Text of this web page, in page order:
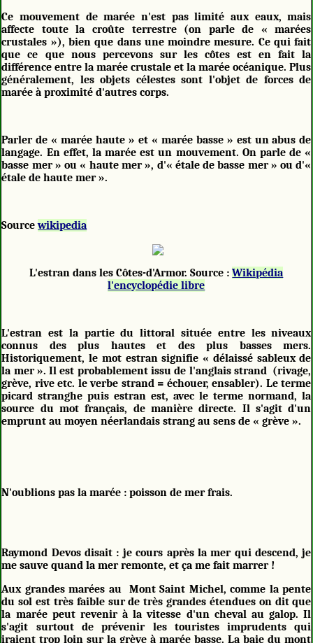
Ce mouvement de marée n'est pas limité aux eaux, mais
affecte toute la croûte terrestre (on parle de « marées
crustales »), bien que dans une moindre mesure. Ce qui fait
que ce que nous percevons sur les côtes est en fait la
différence entre la marée crustale et la marée océanique. Plus
généralement, les objets célestes sont l'objet de forces de
marée à proximité d'autres corps.
Parler de « marée haute » et « marée basse » est un abus de
langage. En effet, la marée est un mouvement. On parle de «
basse mer » ou « haute mer », d'« étale de basse mer » ou d'«
étale de haute mer ».
Sourcewikipedia
L'estran dans les Côtes-d'Armor. Source :Wikipédia
l'encyclopédie libre
L'estran est la partie du littoral située entre les niveaux
connus des plus hautes et des plus basses mers.
Historiquement, le mot estran signifie « délaissé sableux de
la mer ». Il est probablement issu de l'anglais strand (rivage,
grève, rive etc. le verbe strand = échouer, ensabler). Le terme
picard stranghe puis estran est, avec le terme normand, la
source du mot français, de manière directe. Il s'agit d'un
emprunt au moyen néerlandais strang au sens de « grève ».
N'oublions pas la marée : poisson de mer frais.
Raymond Devos disait : je cours après la mer qui descend, je
me sauve quand la mer remonte, et ça me fait marrer !
Aux grandes marées au Mont Saint Michel, comme la pente
du sol est très faible sur de très grandes étendues on dit que
la marée peut revenir à la vitesse d'un cheval au galop. Il
s'agit surtout de prévenir les touristes imprudents qui
iraient trop loin sur la grève à marée basse. La baie du mont